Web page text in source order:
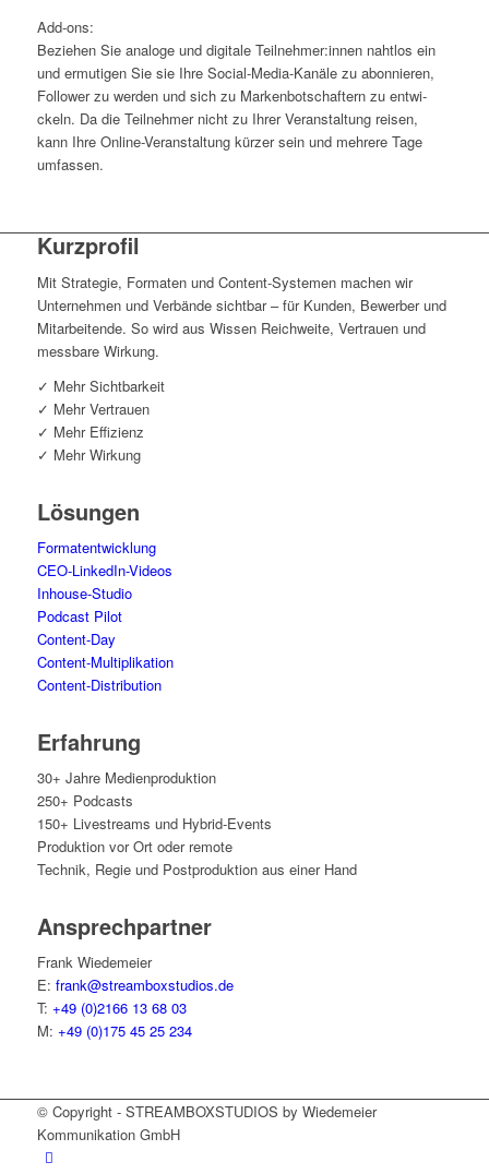
Add-ons:
Bezie­hen Sie ana­lo­ge und digi­ta­le Teilnehmer:innen naht­los ein
und ermu­ti­gen Sie sie Ihre Social-Media-Kanä­le zu abon­nie­ren,
Fol­lower zu wer­den und sich zu Mar­ken­bot­schaf­tern zu ent­wi­
ckeln. Da die Teil­neh­mer nicht zu Ihrer Ver­an­stal­tung rei­sen,
kann Ihre Online-Ver­an­stal­tung kür­zer sein und meh­re­re Tage
umfassen.
Kurz­pro­fil
Mit Stra­te­gie, For­ma­ten und Con­tent-Sys­te­men machen wir
Unter­neh­men und Ver­bän­de sicht­bar – für Kun­den, Bewer­ber und
Mit­ar­bei­ten­de. So wird aus Wis­sen Reich­wei­te, Ver­trau­en und
mess­ba­re Wirkung.
✓ Mehr Sichtbarkeit
✓ Mehr Vertrauen
✓ Mehr Effizienz
✓ Mehr Wirkung
Lösun­gen
For­ma­t­ent­wick­lung
CEO-Lin­ke­dIn-Vide­os
Inhouse-Stu­dio
Pod­cast Pilot
Con­tent-Day
Con­tent-Mul­ti­pli­ka­ti­on
Con­tent-Dis­tri­bu­ti­on
Erfah­rung
30+ Jah­re Medienproduktion
250+ Podcasts
150+ Live­streams und Hybrid-Events
Pro­duk­ti­on vor Ort oder remote
Tech­nik, Regie und Post­pro­duk­ti­on aus einer Hand
Ansprech­part­ner
Frank Wie­demei­er
E: frank@streamboxstudios.de
T: +49 (0)2166 13 68 03
M: +49 (0)175 45 25 234
© Copyright - STREAMBOXSTUDIOS by Wiedemeier
Kommunikation GmbH